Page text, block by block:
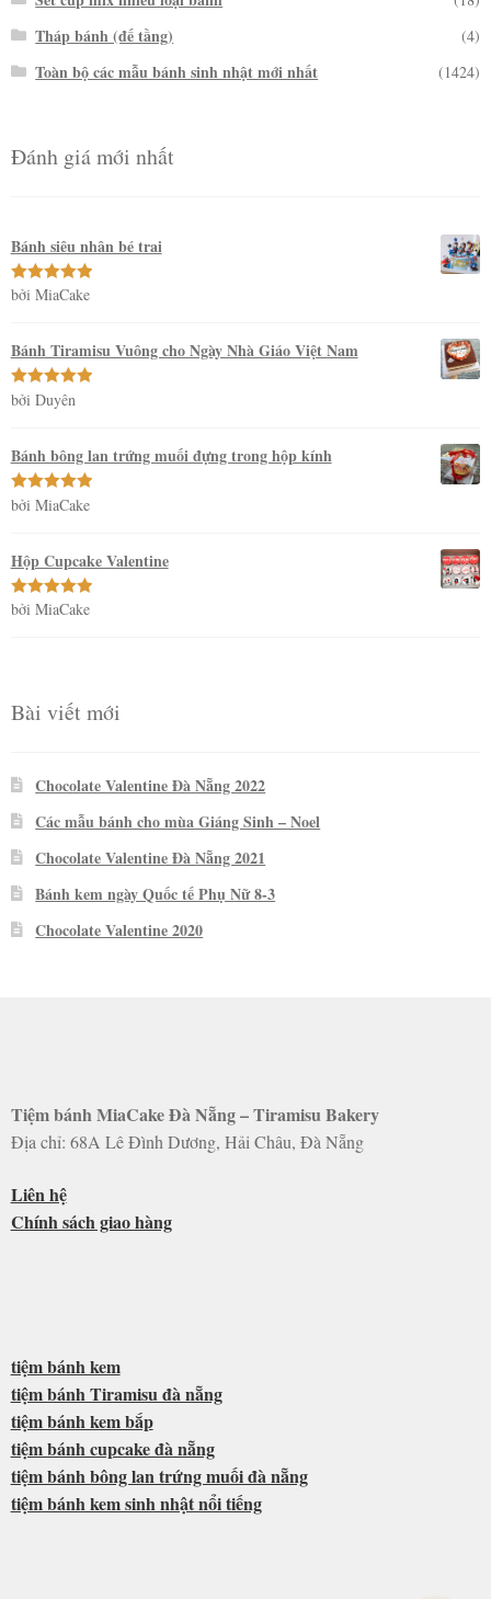
Tháp bánh (đế tầng) (4)
Toàn bộ các mẫu bánh sinh nhật mới nhất (1424)
Đánh giá mới nhất
Bánh siêu nhân bé trai
Được xếp
bởi MiaCake
Bánh Tiramisu Vuông cho Ngày Nhà Giáo Việt Nam
Được xếp
bởi Duyên
Bánh bông lan trứng muối đựng trong hộp kính
Được xếp
bởi MiaCake
Hộp Cupcake Valentine
Được xếp
bởi MiaCake
Bài viết mới
Chocolate Valentine Đà Nẵng 2022
Các mẫu bánh cho mùa Giáng Sinh – Noel
Chocolate Valentine Đà Nẵng 2021
Bánh kem ngày Quốc tế Phụ Nữ 8-3
Chocolate Valentine 2020
Tiệm bánh MiaCake Đà Nẵng – Tiramisu Bakery
Địa chỉ: 68A Lê Đình Dương, Hải Châu, Đà Nẵng
Liên hệ
Chính sách giao hàng
tiệm bánh kem
tiệm bánh Tiramisu đà nẵng
tiệm bánh kem bắp
tiệm bánh cupcake đà nẵng
tiệm bánh bông lan trứng muối đà nẵng
tiệm bánh kem sinh nhật nổi tiếng